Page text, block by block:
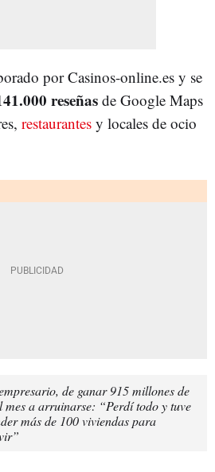
por Casinos-online.es y se
reseñas de Google Maps
restaurantes y locales de ocio
de ganar 915 millones de
mes a arruinarse: “Perdí todo y tuve
más de 100 viviendas para